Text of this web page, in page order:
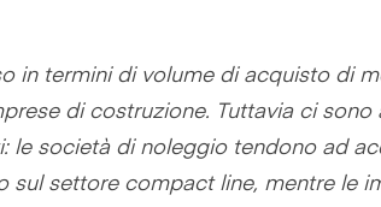
in termini di volume di acquisto di
di costruzione. Tuttavia ci sono
le società di noleggio tendono ad
sul settore compact line, mentre le